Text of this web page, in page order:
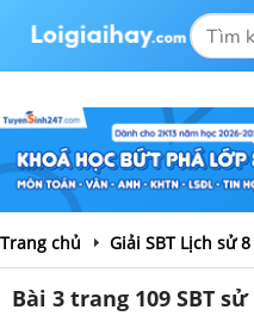
Trang chủ Giải SBT Lịch sử 8
Bài 3 trang 109 SBT sử